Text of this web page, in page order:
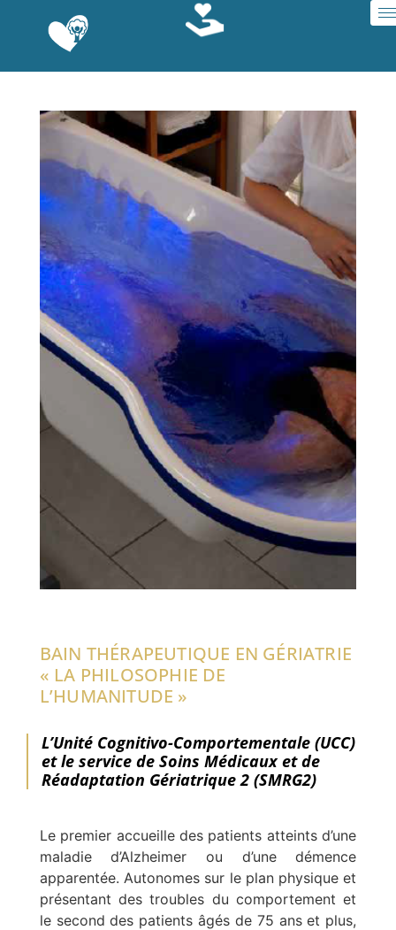
BAIN THÉRAPEUTIQUE EN GÉRIATRIE
« LA PHILOSOPHIE DE
L’HUMANITUDE »
L’Unité Cognitivo-Comportementale (UCC)
et le service de Soins Médicaux et de
Réadaptation Gériatrique 2 (SMRG2)
Le premier accueille des patients atteints d’une
maladie d’Alzheimer ou d’une démence
apparentée. Autonomes sur le plan physique et
présentant des troubles du comportement et
le second des patients âgés de 75 ans et plus,